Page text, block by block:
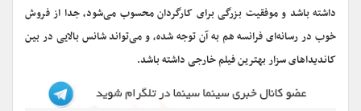
داشته باشد و موفقیت بزرگی برای کارگردان محسوب می‌شود، جدا از فروش
خوب در رسانه‌ای فرانسه هم به آن توجه شده، و می‌تواند شانس بالایی در بین
کاندیداهای سزار بهترین فیلم خارجی داشته باشد.